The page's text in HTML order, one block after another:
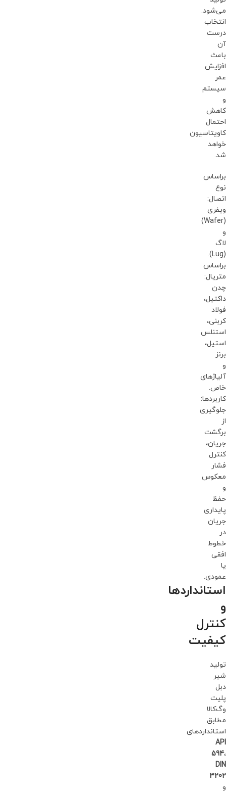
می‌شود.
انتخاب
درست
آن
باعث
افزایش
عمر
سیستم
و
کاهش
احتمال
کاویتاسیون
خواهد
شد.
براساس
نوع
اتصال:
ویفری
(Wafer)
و
لاگ
(Lug).
براساس
متریال:
چدن
داکتیل،
فولاد
کربنی،
استنلس
استیل،
برنز
و
آلیاژهای
خاص.
کاربردها:
جلوگیری
از
برگشت
جریان،
کنترل
فشار
معکوس
و
حفظ
پایداری
جریان
در
خطوط
افقی
یا
عمودی.
استانداردها
و
کنترل
کیفیت
تولید
شیر
دبل
پلیت
وگ‌کالا
مطابق
استانداردهای
API
594،
DIN
3202
و